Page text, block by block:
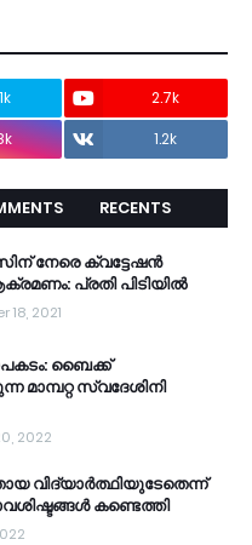
2.7k
1.2k
RECENTS
നേരെ ക്വട്ടേഷൻ
പ്രതി പിടിയിൽ
18, 2021
ബൈക്ക്
മാമ്പറ്റ സ്വദേശിനി
2022
വിദ്യാർത്ഥിയുടേതെന്ന്
കണ്ടെത്തി